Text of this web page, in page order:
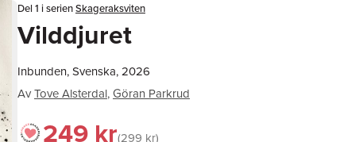
Del 1 i serienSkageraksviten
Vilddjuret
Inbunden, Svenska, 2026
AvTove Alsterdal,Göran Parkrud
249 kr 299 kr